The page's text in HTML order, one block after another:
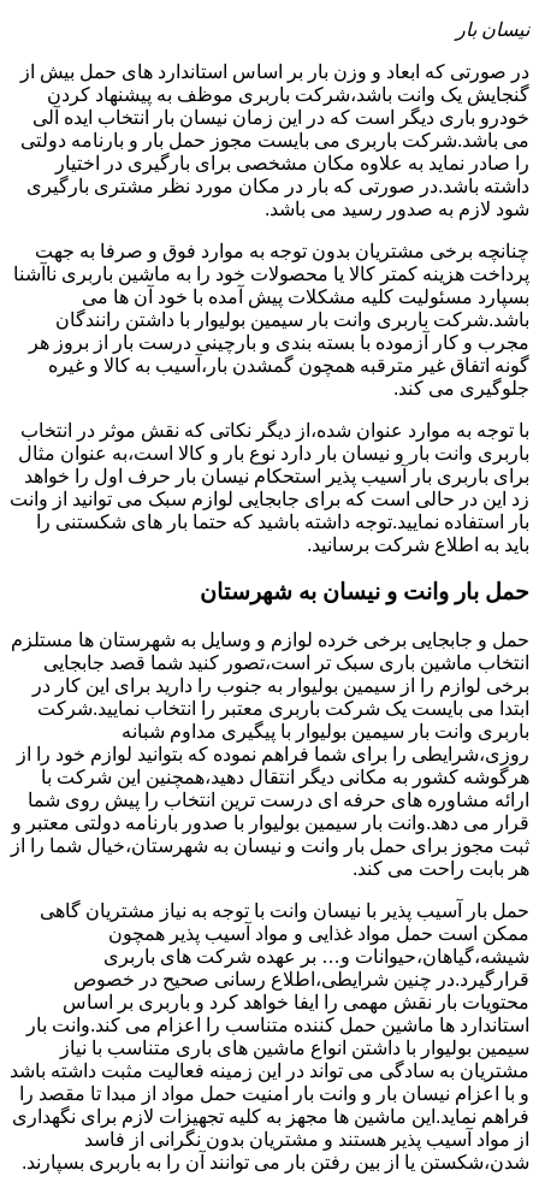
نیسان بار
در صورتی که ابعاد و وزن بار بر اساس استاندارد های حمل بیش از
گنجایش یک وانت باشد،شرکت باربری موظف به پیشنهاد کردن
خودرو باری دیگر است که در این زمان نیسان بار انتخاب ایده آلی
می باشد.شرکت باربری می بایست مجوز حمل بار و بارنامه دولتی
را صادر نماید به علاوه مکان مشخصی برای بارگیری در اختیار
داشته باشد.در صورتی که بار در مکان مورد نظر مشتری بارگیری
شود لازم به صدور رسید می باشد.
چنانچه برخی مشتریان بدون توجه به موارد فوق و صرفا به جهت
پرداخت هزینه کمتر کالا یا محصولات خود را به ماشین باربری ناآشنا
بسپارد مسئولیت کلیه مشکلات پیش آمده با خود آن ها می
باشد.شرکت باربری وانت بار سیمین بولیوار با داشتن رانندگان
مجرب و کار آزموده با بسته بندی و بارچینی درست بار از بروز هر
گونه اتفاق غیر مترقبه همچون گمشدن بار،آسیب به کالا و غیره
جلوگیری می کند.
با توجه به موارد عنوان شده،از دیگر نکاتی که نقش موثر در انتخاب
باربری وانت بار و نیسان بار دارد نوع بار و کالا است،به عنوان مثال
برای باربری بار آسیب پذیر استحکام نیسان بار حرف اول را خواهد
زد این در حالی است که برای جابجایی لوازم سبک می توانید از وانت
بار استفاده نمایید.توجه داشته باشید که حتما بار های شکستنی را
باید به اطلاع شرکت برسانید.
حمل بار وانت و نیسان به شهرستان
حمل و جابجایی برخی خرده لوازم و وسایل به شهرستان ها مستلزم
انتخاب ماشین باری سبک تر است،تصور کنید شما قصد جابجایی
برخی لوازم را از سیمین بولیوار به جنوب را دارید برای این کار در
ابتدا می بایست یک شرکت باربری معتبر را انتخاب نمایید.شرکت
باربری وانت بار سیمین بولیوار با پیگیری مداوم شبانه
روزی،شرایطی را برای شما فراهم نموده که بتوانید لوازم خود را از
هرگوشه کشور به مکانی دیگر انتقال دهید،همچنین این شرکت با
ارائه مشاوره های حرفه ای درست ترین انتخاب را پیش روی شما
قرار می دهد.وانت بار سیمین بولیوار با صدور بارنامه دولتی معتبر و
ثبت مجوز برای حمل بار وانت و نیسان به شهرستان،خیال شما را از
هر بابت راحت می کند.
حمل بار آسیب پذیر با نیسان وانت با توجه به نیاز مشتریان گاهی
ممکن است حمل مواد غذایی و مواد آسیب پذیر همچون
شیشه،گیاهان،حیوانات و… بر عهده شرکت های باربری
قرارگیرد.در چنین شرایطی،اطلاع رسانی صحیح در خصوص
محتویات بار نقش مهمی را ایفا خواهد کرد و باربری بر اساس
استاندارد ها ماشین حمل کننده متناسب را اعزام می کند.وانت بار
سیمین بولیوار با داشتن انواع ماشین های باری متناسب با نیاز
مشتریان به سادگی می تواند در این زمینه فعالیت مثبت داشته باشد
و با اعزام نیسان بار و وانت بار امنیت حمل مواد از مبدا تا مقصد را
فراهم نماید.این ماشین ها مجهز به کلیه تجهیزات لازم برای نگهداری
از مواد آسیب پذیر هستند و مشتریان بدون نگرانی از فاسد
شدن،شکستن یا از بین رفتن بار می توانند آن را به باربری بسپارند.